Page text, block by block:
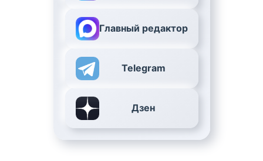
Главный редактор
Telegram
Дзен